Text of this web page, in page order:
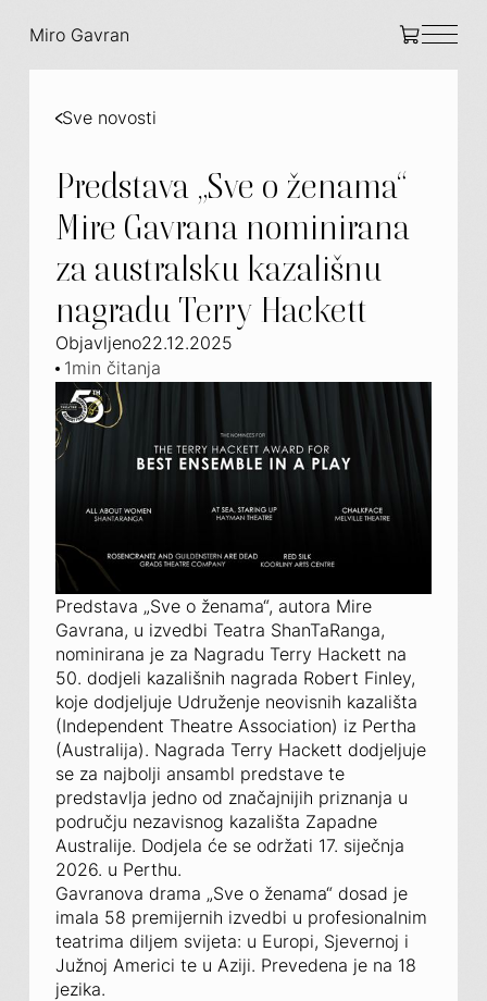
Miro Gavran
Sve novosti
Predstava „Sve o ženama“
Mire Gavrana nominirana
za australsku kazališnu
nagradu Terry Hackett
Objavljeno22.12.2025
1min čitanja
Predstava „Sve o ženama“, autora Mire
Gavrana, u izvedbi Teatra ShanTaRanga,
nominirana je za Nagradu Terry Hackett na
50. dodjeli kazališnih nagrada Robert Finley,
koje dodjeljuje Udruženje neovisnih kazališta
(Independent Theatre Association) iz Pertha
(Australija). Nagrada Terry Hackett dodjeljuje
se za najbolji ansambl predstave te
predstavlja jedno od značajnijih priznanja u
području nezavisnog kazališta Zapadne
Australije. Dodjela će se održati 17. siječnja
2026. u Perthu.
Gavranova drama „Sve o ženama“ dosad je
imala 58 premijernih izvedbi u profesionalnim
teatrima diljem svijeta: u Europi, Sjevernoj i
Južnoj Americi te u Aziji. Prevedena je na 18
jezika.